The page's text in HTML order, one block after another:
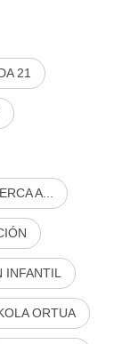
21
A...
INFANTIL
ORTUA